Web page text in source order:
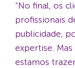
“No final, os
profissionais
publicidade,
expertise.
estamos